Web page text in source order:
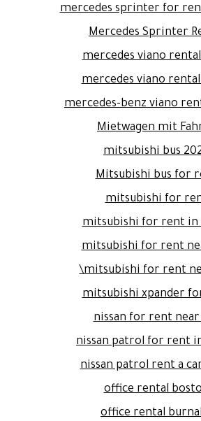
mercedes sprinter for
Mercedes Sprinter
mercedes viano
mercedes viano
mercedes-benz viano
Mietwagen mit
mitsubishi bus
Mitsubishi bus for
mitsubishi for
mitsubishi for rent in
mitsubishi for rent
mitsubishi for rent
mitsubishi xpander
nissan for rent
nissan patrol for rent
nissan patrol rent a
office rental
office rental